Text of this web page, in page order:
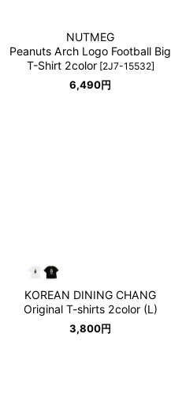
NUTMEG
Peanuts Arch Logo Football Big
T-Shirt 2color [2J7-15532]
6,490円
KOREAN DINING CHANG
Original T-shirts 2color (L)
3,800円